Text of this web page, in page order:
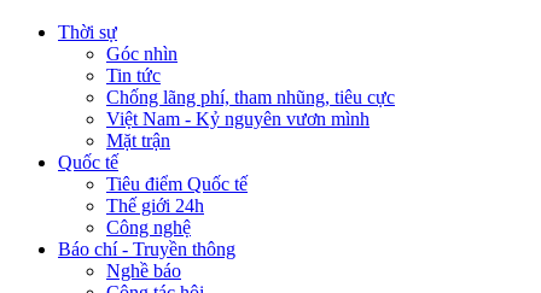
Thời sự
Góc nhìn
Tin tức
Chống lãng phí, tham nhũng, tiêu cực
Việt Nam - Kỷ nguyên vươn mình
Mặt trận
Quốc tế
Tiêu điểm Quốc tế
Thế giới 24h
Công nghệ
Báo chí - Truyền thông
Nghề báo